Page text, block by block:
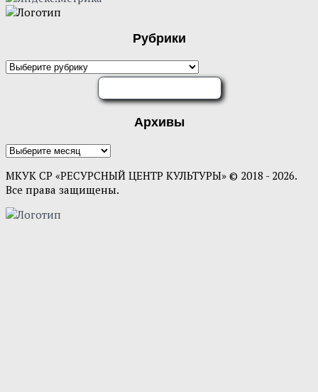
Рубрики
Архивы
МКУК СР «РЕСУРСНЫЙ ЦЕНТР КУЛЬТУРЫ» © 2018 - 2026.
Все права защищены.